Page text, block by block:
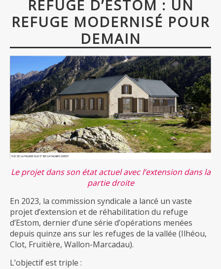
REFUGE D’ESTOM : UN
REFUGE MODERNISÉ POUR
DEMAIN
Le projet dans son état actuel avec l’extension dans la
partie droite
En 2023, la commission syndicale a lancé un vaste
projet d’extension et de réhabilitation du refuge
d’Estom, dernier d’une série d’opérations menées
depuis quinze ans sur les refuges de la vallée (Ilhéou,
Clot, Fruitière, Wallon-Marcadau).
L’objectif est triple :